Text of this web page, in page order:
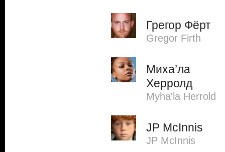
Грегор Фёрт
Gregor Firth
Миха’ла
Херролд
Myha'la Herrold
JP McInnis
JP McInnis